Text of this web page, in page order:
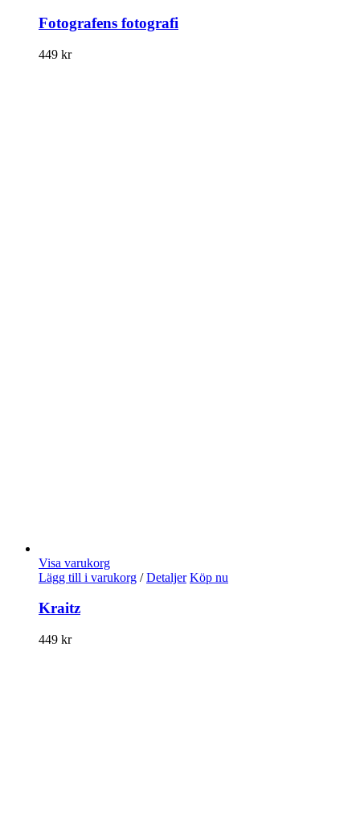
Fotografens fotografi
449 kr
Visa varukorg
Lägg till i varukorg / Detaljer Köp nu
Kraitz
449 kr